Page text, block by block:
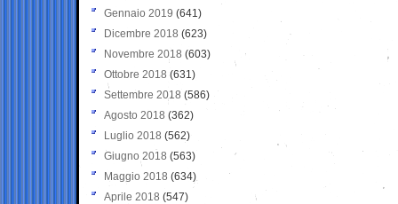
Gennaio 2019 (641)
Dicembre 2018 (623)
Novembre 2018 (603)
Ottobre 2018 (631)
Settembre 2018 (586)
Agosto 2018 (362)
Luglio 2018 (562)
Giugno 2018 (563)
Maggio 2018 (634)
Aprile 2018 (547)